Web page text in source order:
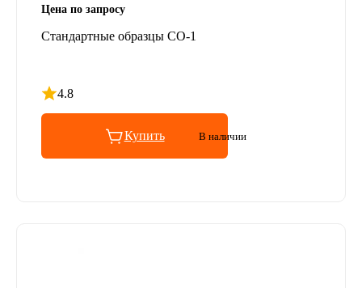
Цена по запросу
Стандартные образцы СО-1
4.8
Рейтинг 4.8 из 5
Купить В наличии